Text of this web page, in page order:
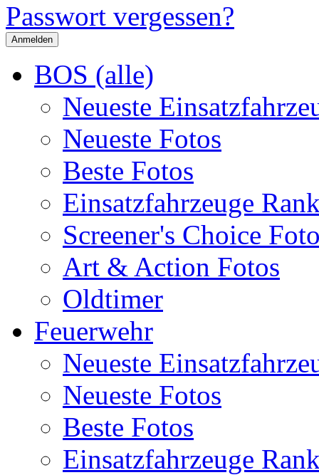
Passwort vergessen?
BOS (alle)
Neueste
Neueste Fotos
Beste Fotos
Einsatzfahrzeuge
Screener's Choice
Art & Action Fotos
Oldtimer
Feuerwehr
Neueste
Neueste Fotos
Beste Fotos
Einsatzfahrzeuge